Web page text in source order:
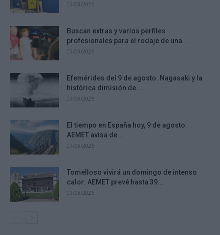
09/08/2026
Buscan extras y varios perfiles
profesionales para el rodaje de una...
09/08/2026
Efemérides del 9 de agosto: Nagasaki y la
histórica dimisión de...
09/08/2026
El tiempo en España hoy, 9 de agosto:
AEMET avisa de...
09/08/2026
Tomelloso vivirá un domingo de intenso
calor: AEMET prevé hasta 39...
09/08/2026